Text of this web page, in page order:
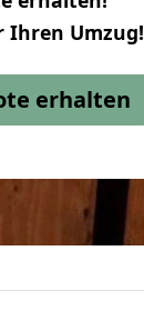
Ihren Umzug!
erhalten